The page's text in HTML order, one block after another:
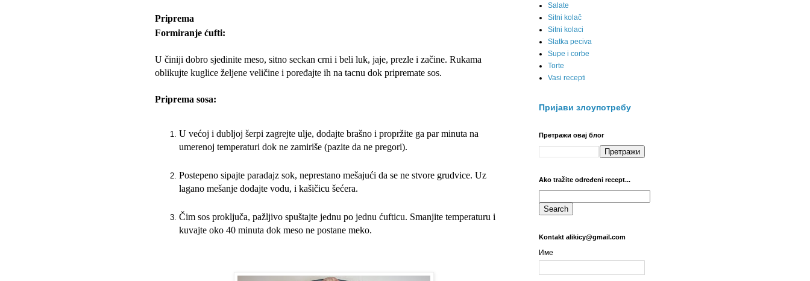
Priprema
Formiranje ćufti:
U činiji dobro sjedinite meso, sitno seckan crni i beli luk, jaje, prezle i začine. Rukama
oblikujte kuglice željene veličine i poređajte ih na tacnu dok pripremate sos.
Priprema sosa:
U većoj i dubljoj šerpi zagrejte ulje, dodajte brašno i propržite ga par minuta na
umerenoj temperaturi dok ne zamiriše (pazite da ne pregori).
Postepeno sipajte paradajz sok, neprestano mešajući da se ne stvore grudvice. Uz
lagano mešanje dodajte vodu, i kašičicu šećera.
Čim sos proključa, pažljivo spuštajte jednu po jednu ćufticu. Smanjite temperaturu i
kuvajte oko 40 minuta dok meso ne postane meko.
Salate
Sitni kolač
Sitni kolaci
Slatka peciva
Supe i corbe
Torte
Vasi recepti
Пријави злоупотребу
Претражи овај блог
Ako tražite određeni recept...
Kontakt alikicy@gmail.com
Име